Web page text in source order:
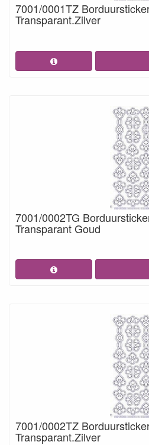
7001/0001TZ
Transparant.Zilver
7001/0002TG
Transparant Goud
7001/0002TZ
Transparant.Zilver